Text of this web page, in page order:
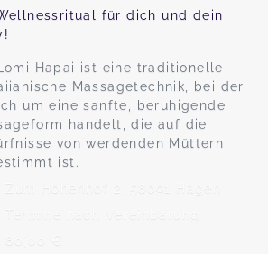
für dich und dein
Hapai ist eine traditionelle
Massagetechnik, bei der
um eine sanfte, beruhigende
handelt, die auf die
von werdenden Müttern
ist.
Zum Hohenhof 2, 58091 Hagen
Termine nach Vereinbarung
80,00 €